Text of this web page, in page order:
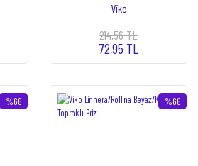
Viko
214,56 TL
72,95 TL
%66 %66